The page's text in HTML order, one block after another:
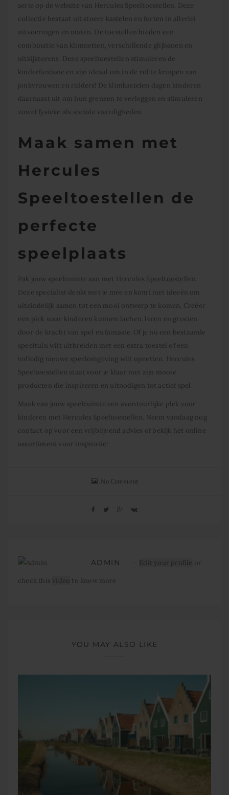
serie op de website van Hercules Speeltoestellen. Deze
collectie bestaat uit stoere kastelen en forten in allerlei
uitvoeringen en maten. De toestellen bieden een
combinatie van klimnetten, verschillende glijbanen en
uitkijktorens. Deze speeltoestellen stimuleren de
kinderfantasie en zijn ideaal om in de rol te kruipen van
jonkvrouwen en ridders! De klimkastelen dagen kinderen
daarnaast uit om hun grenzen te verleggen en stimuleren
zowel fysieke als sociale vaardigheden.
Maak samen met
Hercules
Speeltoestellen de
perfecte
speelplaats
Pak jouw speelruimte aan met Hercules Speeltoestellen.
Deze specialist denkt met je mee en komt met ideeën om
uiteindelijk samen tot een mooi ontwerp te komen. Creëer
een plek waar kinderen kunnen lachen, leren en groeien
door de kracht van spel en fantasie. Of je nu een bestaande
speeltuin wilt uitbreiden met een extra toestel of een
volledig nieuwe speelomgeving wilt opzetten, Hercules
Speeltoestellen staat voor je klaar met zijn mooie
producten die inspireren en uitnodigen tot actief spel.
Maak van jouw speelruimte een avontuurlijke plek voor
kinderen met Hercules Speeltoestellen. Neem vandaag nog
contact op voor een vrijblijvend advies of bekijk het online
assortiment voor inspiratie!
No Comment
ADMIN Edit your profile or
check this video to know more
YOU MAY ALSO LIKE